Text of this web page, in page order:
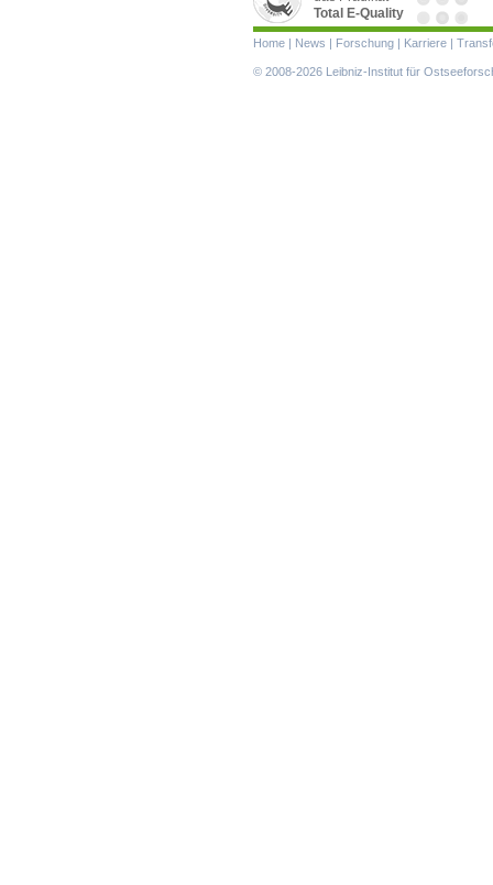
Total E-Quality
Navigation
überspringen
Home | News | Forschung | Karriere |
© 2008-2026 Leibniz-Institut für